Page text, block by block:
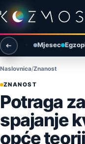
Preskoči na sadržaj
Otvori izbornik
Otvori pretragu
Mjesec
Naslovnica Znanost
ZNANOST
Potraga
spajanje
opće